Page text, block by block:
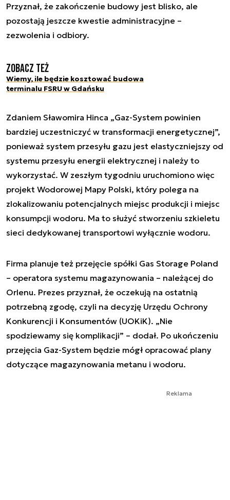
Przyznał, że zakończenie budowy jest blisko, ale
pozostają jeszcze kwestie administracyjne –
zezwolenia i odbiory.
Zobacz też
Wiemy, ile będzie kosztować budowa
terminalu FSRU w Gdańsku
Zdaniem Sławomira Hinca „Gaz-System powinien
bardziej uczestniczyć w transformacji energetycznej”,
ponieważ system przesyłu gazu jest elastyczniejszy od
systemu przesyłu energii elektrycznej i należy to
wykorzystać. W zeszłym tygodniu uruchomiono więc
projekt Wodorowej Mapy Polski, który polega na
zlokalizowaniu potencjalnych miejsc produkcji i miejsc
konsumpcji wodoru. Ma to służyć stworzeniu szkieletu
sieci dedykowanej transportowi wyłącznie wodoru.
Firma planuje też przejęcie spółki Gas Storage Poland
– operatora systemu magazynowania – należącej do
Orlenu. Prezes przyznał, że oczekują na ostatnią
potrzebną zgodę, czyli na decyzję Urzędu Ochrony
Konkurencji i Konsumentów (UOKiK). „Nie
spodziewamy się komplikacji” – dodał. Po ukończeniu
przejęcia Gaz-System będzie mógł opracować plany
dotyczące magazynowania metanu i wodoru.
Reklama